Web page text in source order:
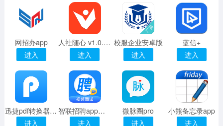
网招办app
进入
人社随心 v1.0.5 安卓版
进入
校服企业安卓版
进入
蓝信+
进入
迅捷pdf转换器免费版
进入
智联招聘app下载
进入
微脉圈pro
进入
小熊备忘录app
进入